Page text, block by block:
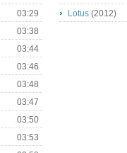
03:29
03:38
03:44
03:46
03:48
03:47
03:50
03:53
Lotus (2012)